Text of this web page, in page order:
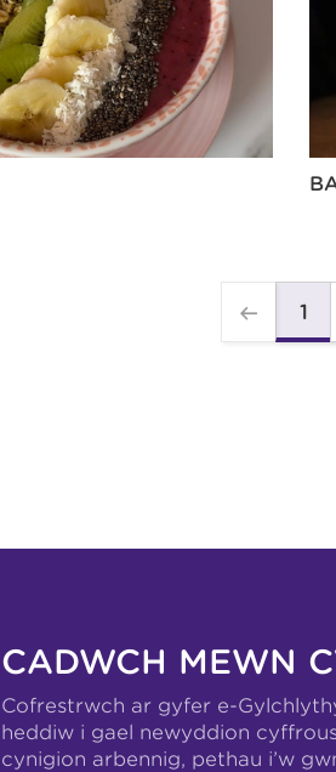
1
CADWCH MEWN
Cofrestrwch ar gyfer e-
heddiw i gael newyddion
cynigion arbennig, pethau i’w